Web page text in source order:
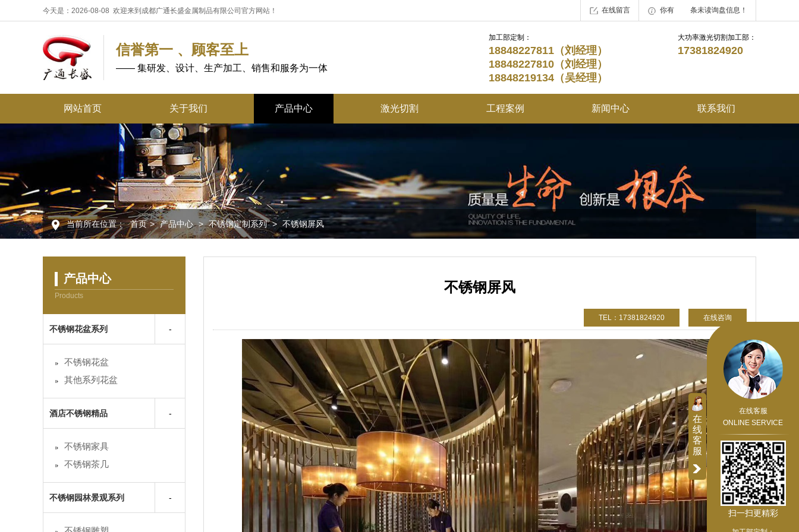
在
线
客
服
在线客服
ONLINE SERVICE
扫一扫更精彩
今天是：2026-08-08 欢迎来到成都广通长盛金属制品有限公司官方网站！ 你有 条未读询盘信息！
在线留言
信誉第一 、顾客至上
—— 集研发、设计、生产加工、销售和服务为一体
加工部定制：
18848227811（刘经理）
18848227810（刘经理）
18848219134（吴经理）
大功率激光切割加工部：
17381824920
网站首页 关于我们 产品中心
酒店不锈钢精品
不锈钢花盆系列
激光切割 工程案例 新闻中心 联系我们
当前所在位置： 首页 > 产品中心 > 不锈钢定制系列 > 不锈钢屏风
产品中心
Products
不锈钢花盆系列
不锈钢花盆
其他系列花盆
酒店不锈钢精品
不锈钢家具
不锈钢茶几
不锈钢园林景观系列
不锈钢屏风
在线咨询
TEL：17381824920